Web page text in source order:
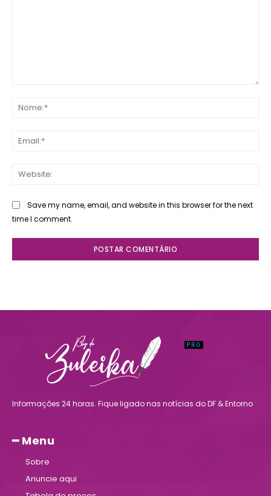
Save my name, email, and website in this browser for the next
time I comment.
Informações 24 horas. Fique ligado nas notícias do DF & Entorno
━ Menu
Sobre
Anuncie aqui